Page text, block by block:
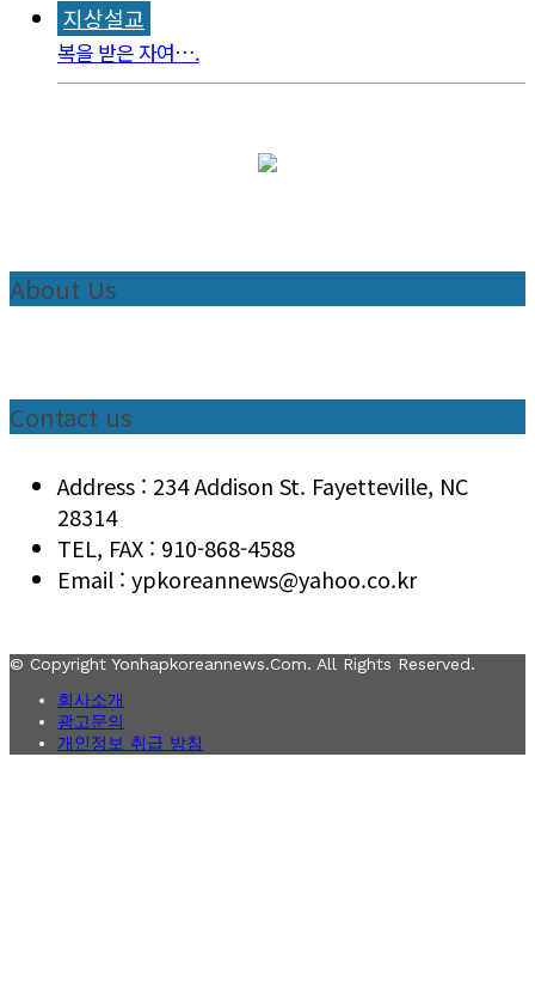
지상설교
복을 받은 자여….
About Us
Contact us
Address : 234 Addison St. Fayetteville, NC
28314
TEL, FAX : 910-868-4588
Email : ypkoreannews@yahoo.co.kr
© Copyright Yonhapkoreannews.com. All Rights Reserved.
회사소개
광고문의
개인정보 취급 방침